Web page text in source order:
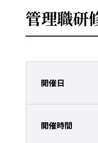
管理職研
開催日
開催時間